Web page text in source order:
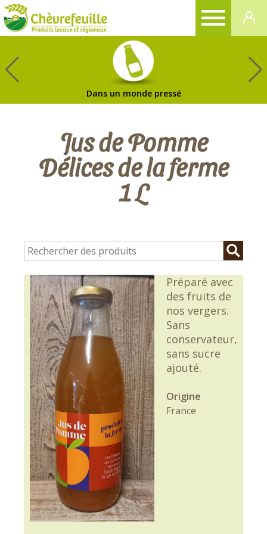
Dans un monde pressé
Jus de Pomme
Délices de la ferme
1 L
Préparé avec
des fruits de
nos vergers.
Sans
conservateur,
sans sucre
ajouté.
Origine
France